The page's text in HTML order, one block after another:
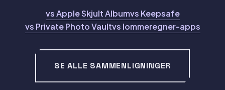
vs Apple Skjult Albumvs Keepsafe
vs Private Photo Vaultvs lommeregner-apps
SE ALLE SAMMENLIGNINGER